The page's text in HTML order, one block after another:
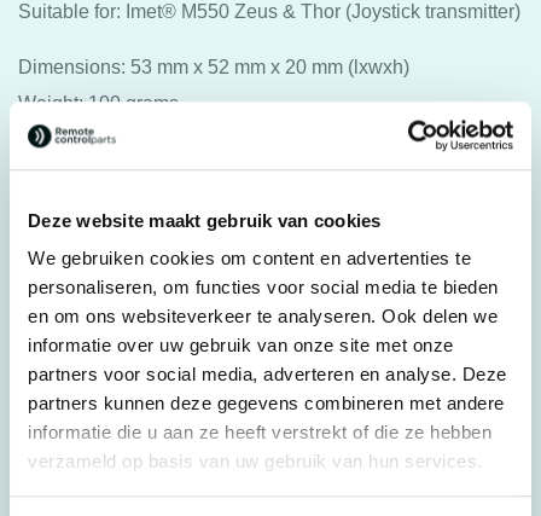
Deze website maakt gebruik van cookies
We gebruiken cookies om content en advertenties te
personaliseren, om functies voor social media te bieden
en om ons websiteverkeer te analyseren. Ook delen we
informatie over uw gebruik van onze site met onze
partners voor social media, adverteren en analyse. Deze
partners kunnen deze gegevens combineren met andere
informatie die u aan ze heeft verstrekt of die ze hebben
verzameld op basis van uw gebruik van hun services.
Suitable for: Imet® M550 Zeus & Thor (Joystick transmitter)
Dimensions: 53 mm x 52 mm x 20 mm (lxwxh)
Weight: 100 grams
Original spare part: AS060
Specifications
Weight
0,100 kg
Brands
Imet®
Parts Batteries
Battery technology Ni-Mh